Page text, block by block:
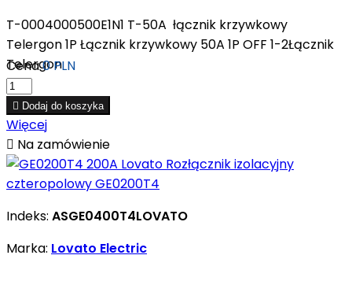
T-0004000500E1N1 T-50A łącznik krzywkowy
Telergon 1P Łącznik krzywkowy 50A 1P OFF 1-2Łącznik
Telergon
Cena0 PLN
 Dodaj do koszyka
Więcej
 Na zamówienie
Indeks: ASGE0400T4LOVATO
Marka: Lovato Electric